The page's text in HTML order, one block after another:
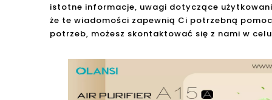
istotne informacje, uwagi dotyczące
że te wiadomości zapewnią Ci potrzebną
potrzeb, możesz skontaktować się z nami w